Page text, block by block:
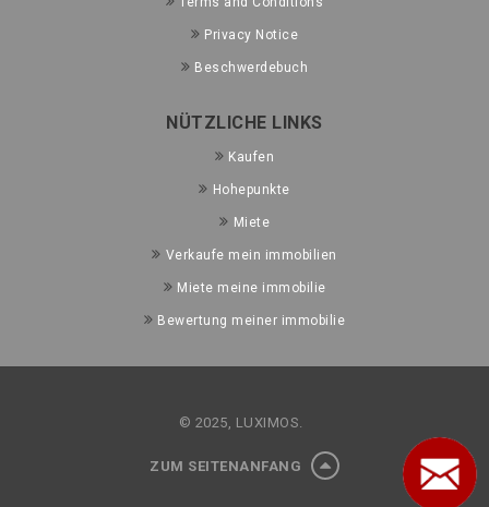
Privacy Notice
Beschwerdebuch
NÜTZLICHE LINKS
Kaufen
Hohepunkte
Miete
Verkaufe mein immobilien
Miete meine immobilie
Bewertung meiner immobilie
© 2025, LUXIMOS.
ZUM SEITENANFANG